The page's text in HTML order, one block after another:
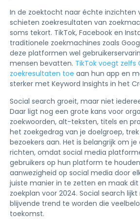
In de zoektocht naar échte inzichten
schieten zoekresultaten van
soms tekort. TikTok, Facebook en
traditionele zoekmachines zoals
deze platformen wel
mensen bevatten. TikTok voegt zelfs
zoekresultaten toe aan hun app en
sterker met Keyword Insights in het
Social search groeit, maar niet
Daar ligt nog een grote kans voor
zoekwoorden, alt-teksten, titels en
het zoekgedrag van je doelgroep,
bezoekers aan. Het is belangrijk om
richten, omdat social media
gebruikers op hun platform te
aanwezigheid op social media door
juiste manier in te zetten en maak dit
zoekplan voor 2024. Social search
blijvende trend te worden die
toekomst.